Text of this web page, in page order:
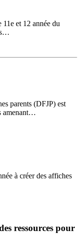
et 12 année du
parents (DFJP) est
amenant…
à créer des affiches
ressources pour